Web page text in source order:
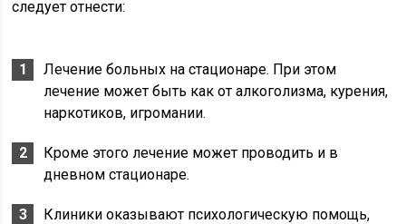
следует отнести:
Лечение больных на стационаре. При этом
лечение может быть как от алкоголизма, курения,
наркотиков, игромании.
Кроме этого лечение может проводить и в
дневном стационаре.
Клиники оказывают психологическую помощь,